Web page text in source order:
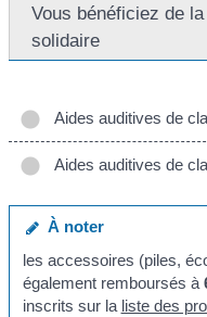
Vous bénéficiez de
solidaire
Aides auditives de
Aides auditives de
À noter
les accessoires (piles,
également remboursés à
inscrits sur la liste des